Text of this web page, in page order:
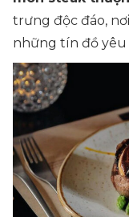
trưng độc đáo,
những tín đồ